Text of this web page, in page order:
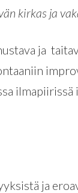
kirkas ja
ja
ja